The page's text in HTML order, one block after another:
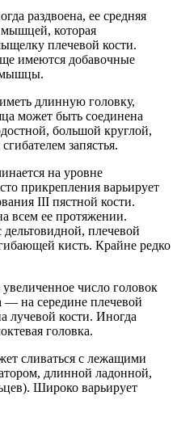
раздвоена, ее средняя
мышцей, которая
плечевой кости.
имеются добавочные
мышцы.
длинную головку,
может быть соединена
большой круглой,
запястья.
на уровне
прикрепления варьирует
III пястной кости.
всем ее протяжении.
плечевой
кисть. Крайне редко
число головок
— на середине плечевой
кости. Иногда
головка.
сливаться с лежащими
длинной ладонной,
Широко варьирует